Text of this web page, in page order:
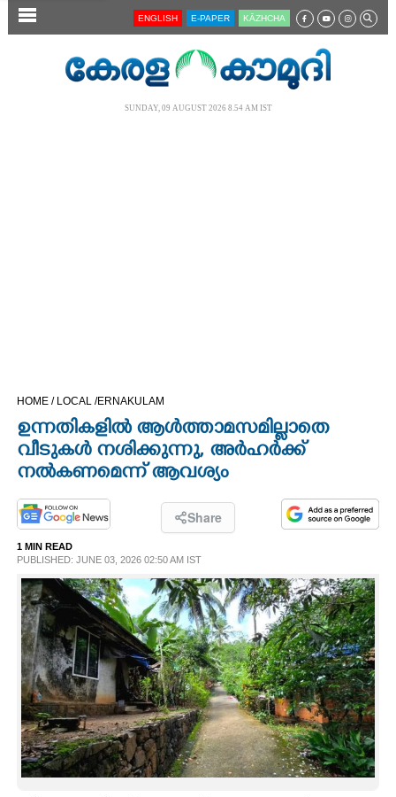
SECTIONS
OPINION
PHOTOS
LIFESTYLE
SPIRITUAL
INFO+
ART
ASTRO
ENGLISH E-PAPER KĀZHCHA
SUNDAY, 09 AUGUST 2026 8.54 AM IST
HOME / LOCAL /ERNAKULAM
ഉന്നതികളിൽ ആൾത്താമസമില്ലാതെ
വീടുകൾ നശിക്കുന്നു, അർഹർക്ക്
നൽകണമെന്ന് ആവശ്യം
Share
1 MIN READ
PUBLISHED: JUNE 03, 2026 02:50 AM IST